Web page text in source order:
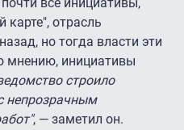
все инициативы,
карте", отрасль
но тогда власти эти
мнению, инициативы
строило
непрозрачным
, — заметил он.